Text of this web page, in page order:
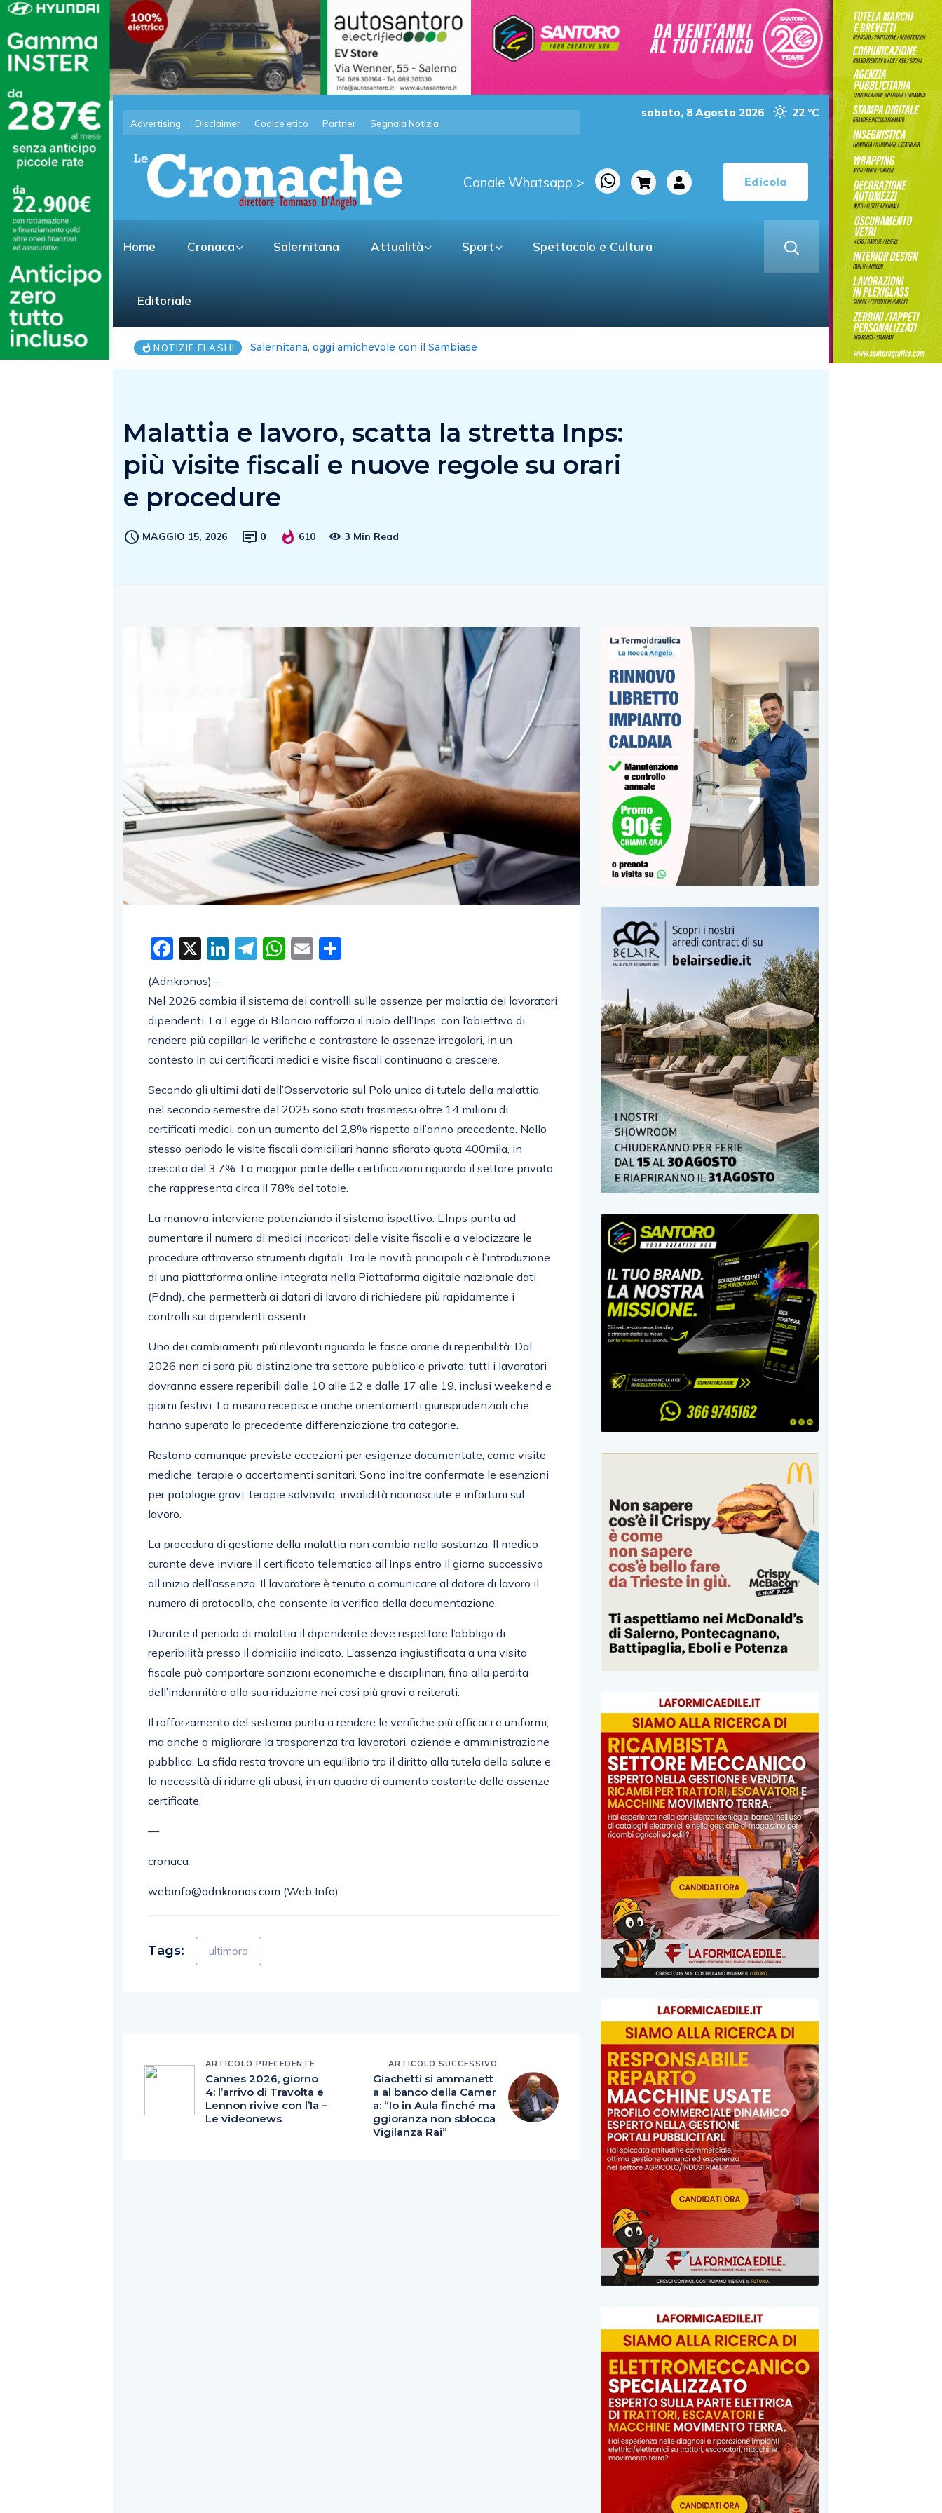
Advertising Disclaimer Codice etico Partner Segnala Notizia
sabato, 8 Agosto 2026 22 °C
Canale Whatsapp > Edicola
Home Cronaca Salernitana Attualità Sport Spettacolo e Cultura
Editoriale
NOTIZIE FLASH! Blackout Internet blocca la Costiera : FeNAILP, chiederemo i danni
Malattia e lavoro, scatta la stretta Inps:
più visite fiscali e nuove regole su orari
e procedure
MAGGIO 15, 2026 0 610 3 Min Read
Facebook
X LinkedIn
Telegram
WhatsApp
Email
(Adnkronos) –
Nel 2026 cambia il sistema dei controlli sulle assenze per malattia dei lavoratori
dipendenti. La Legge di Bilancio rafforza il ruolo dell’Inps, con l’obiettivo di
rendere più capillari le verifiche e contrastare le assenze irregolari, in un
contesto in cui certificati medici e visite fiscali continuano a crescere.
Secondo gli ultimi dati dell’Osservatorio sul Polo unico di tutela della malattia,
nel secondo semestre del 2025 sono stati trasmessi oltre 14 milioni di
certificati medici, con un aumento del 2,8% rispetto all’anno precedente. Nello
stesso periodo le visite fiscali domiciliari hanno sfiorato quota 400mila, in
crescita del 3,7%. La maggior parte delle certificazioni riguarda il settore privato,
che rappresenta circa il 78% del totale.
La manovra interviene potenziando il sistema ispettivo. L’Inps punta ad
aumentare il numero di medici incaricati delle visite fiscali e a velocizzare le
procedure attraverso strumenti digitali. Tra le novità principali c’è l’introduzione
di una piattaforma online integrata nella Piattaforma digitale nazionale dati
(Pdnd), che permetterà ai datori di lavoro di richiedere più rapidamente i
controlli sui dipendenti assenti.
Uno dei cambiamenti più rilevanti riguarda le fasce orarie di reperibilità. Dal
2026 non ci sarà più distinzione tra settore pubblico e privato: tutti i lavoratori
dovranno essere reperibili dalle 10 alle 12 e dalle 17 alle 19, inclusi weekend e
giorni festivi. La misura recepisce anche orientamenti giurisprudenziali che
hanno superato la precedente differenziazione tra categorie.
Restano comunque previste eccezioni per esigenze documentate, come visite
mediche, terapie o accertamenti sanitari. Sono inoltre confermate le esenzioni
per patologie gravi, terapie salvavita, invalidità riconosciute e infortuni sul
lavoro.
La procedura di gestione della malattia non cambia nella sostanza. Il medico
curante deve inviare il certificato telematico all’Inps entro il giorno successivo
all’inizio dell’assenza. Il lavoratore è tenuto a comunicare al datore di lavoro il
numero di protocollo, che consente la verifica della documentazione.
Durante il periodo di malattia il dipendente deve rispettare l’obbligo di
reperibilità presso il domicilio indicato. L’assenza ingiustificata a una visita
fiscale può comportare sanzioni economiche e disciplinari, fino alla perdita
dell’indennità o alla sua riduzione nei casi più gravi o reiterati.
Il rafforzamento del sistema punta a rendere le verifiche più efficaci e uniformi,
ma anche a migliorare la trasparenza tra lavoratori, aziende e amministrazione
pubblica. La sfida resta trovare un equilibrio tra il diritto alla tutela della salute e
la necessità di ridurre gli abusi, in un quadro di aumento costante delle assenze
certificate.
—
cronaca
webinfo@adnkronos.com (Web Info)
Tags: ultimora
ARTICOLO PRECEDENTE
Cannes 2026, giorno
4: l’arrivo di Travolta e
Lennon rivive con l’Ia –
Le videonews
ARTICOLO SUCCESSIVO
Giachetti si ammanett
a al banco della Camer
a: “Io in Aula finché ma
ggioranza non sblocca
Vigilanza Rai”